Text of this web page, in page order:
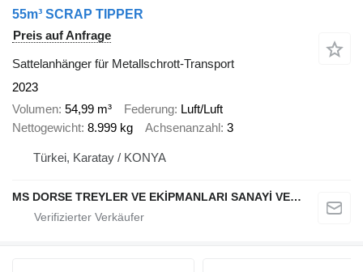
55m³ SCRAP TIPPER
Preis auf Anfrage
Sattelanhänger für Metallschrott-Transport
2023
Volumen 54,99 m³ Federung Luft/Luft
Nettogewicht 8.999 kg Achsenanzahl 3
Türkei, Karatay / KONYA
MS DORSE TREYLER VE EKİPMANLARI SANAYİ VE TİCARET LTD STİ